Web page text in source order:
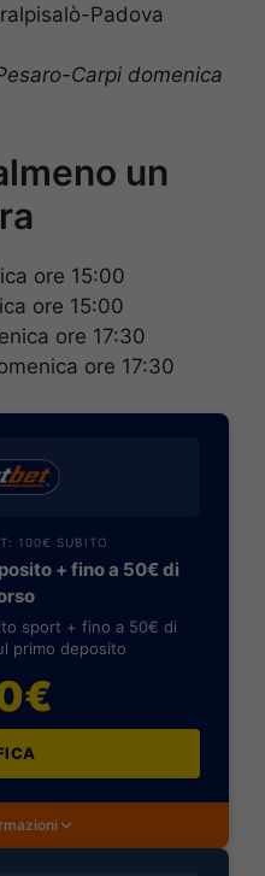
Padova
Carpi domenica
un
ore 15:00
ore 15:00
ore 17:30
ore 17:30
100€ SUBITO
+ fino a 50€ di
sport + fino a 50€ di
primo deposito